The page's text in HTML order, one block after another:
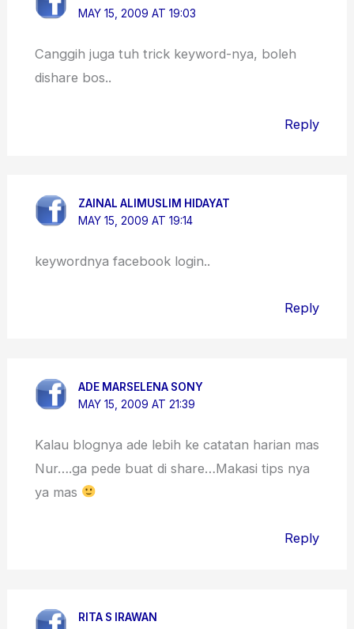
MAY 15, 2009 AT 19:03
Canggih juga tuh trick keyword-nya, boleh
dishare bos..
Reply
ZAINAL ALIMUSLIM HIDAYAT
MAY 15, 2009 AT 19:14
keywordnya facebook login..
Reply
ADE MARSELENA SONY
MAY 15, 2009 AT 21:39
Kalau blognya ade lebih ke catatan harian mas
Nur….ga pede buat di share…Makasi tips nya
ya mas
Reply
RITA S IRAWAN